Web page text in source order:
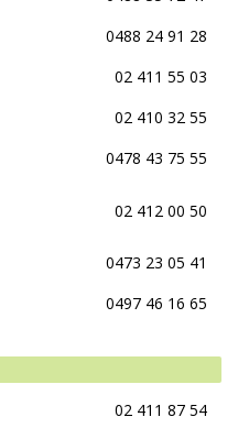
0488 24 91 28
02 411 55 03
02 410 32 55
0478 43 75 55
02 412 00 50
0473 23 05 41
0497 46 16 65
02 411 87 54